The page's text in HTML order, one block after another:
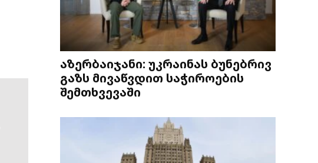
აზერბაიჯანი: უკრაინას ბუნებრივ
გაზს მივაწვდით საჭიროების
შემთხვევაში